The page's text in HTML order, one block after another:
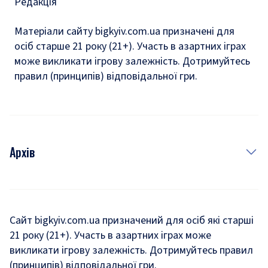
Матеріали сайту bigkyiv.com.ua призначені для
осіб старше 21 року (21+). Участь в азартних іграх
може викликати ігрову залежність. Дотримуйтесь
правил (принципів) відповідальної гри.
Архів
Комуналка
Хроніки війни
Сайт bigkyiv.com.ua призначений для осіб які старші
21 року (21+). Участь в азартних іграх може
викликати ігрову залежність. Дотримуйтесь правил